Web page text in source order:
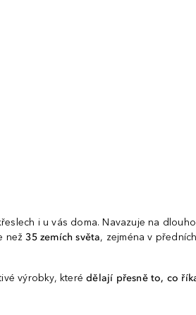
i u vás doma. Navazuje na
než35 zemíchsvěta, zejména v
výrobky, kterédělají přesně to, co